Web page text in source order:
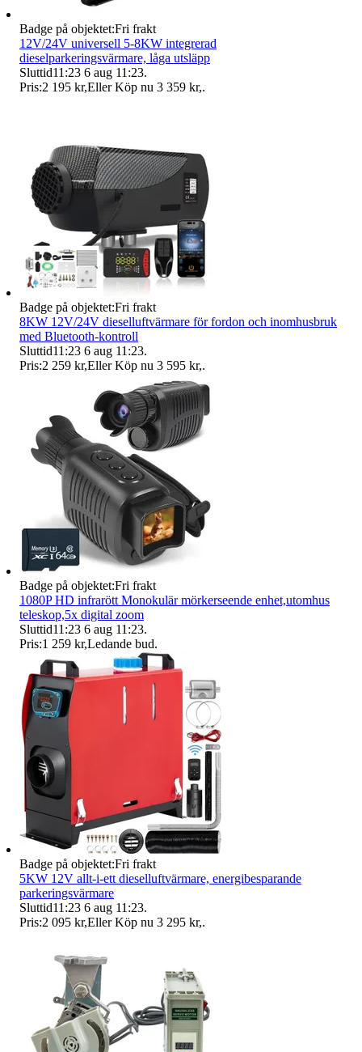
Badge på objektet:Fri frakt
12V/24V universell 5-8KW integrerad
dieselparkeringsvärmare, låga utsläpp
Sluttid11:23 6 aug 11:23.
Pris:2 195 kr,Eller Köp nu 3 359 kr,.
Badge på objektet:Fri frakt
8KW 12V/24V dieselluftvärmare för fordon och inomhusbruk
med Bluetooth-kontroll
Sluttid11:23 6 aug 11:23.
Pris:2 259 kr,Eller Köp nu 3 595 kr,.
Badge på objektet:Fri frakt
1080P HD infrarött Monokulär mörkerseende enhet,utomhus
teleskop,5x digital zoom
Sluttid11:23 6 aug 11:23.
Pris:1 259 kr,Ledande bud.
Badge på objektet:Fri frakt
5KW 12V allt-i-ett dieselluftvärmare, energibesparande
parkeringsvärmare
Sluttid11:23 6 aug 11:23.
Pris:2 095 kr,Eller Köp nu 3 295 kr,.